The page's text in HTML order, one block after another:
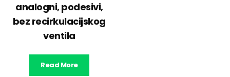
analogni, podesivi,
bez recirkulacijskog
ventila
Read More